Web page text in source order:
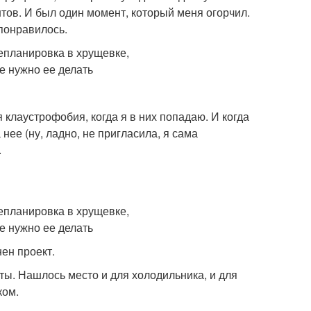
И был один момент, который меня огорчил.
когда я в них попадаю. И когда
(ну, ладно, не пригласила, я сама
проект.
Нашлось место и для холодильника, и для